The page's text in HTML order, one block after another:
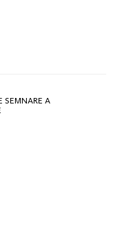
SEMNARE A